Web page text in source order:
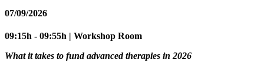
07/09/2026
09:15h - 09:55h | Workshop Room
What it takes to fund advanced therapies in 2026